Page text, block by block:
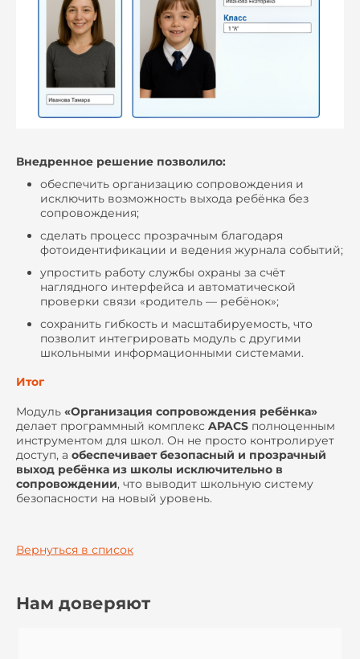
Внедренное решение позволило:
обеспечить организацию сопровождения и
исключить возможность выхода ребёнка без
сопровождения;
сделать процесс прозрачным благодаря
фотоидентификации и ведения журнала событий;
упростить работу службы охраны за счёт
наглядного интерфейса и автоматической
проверки связи «родитель — ребёнок»;
сохранить гибкость и масштабируемость, что
позволит интегрировать модуль с другими
школьными информационными системами.
Итог
Модуль «Организация сопровождения ребёнка»
делает программный комплекс APACS полноценным
инструментом для школ. Он не просто контролирует
доступ, а обеспечивает безопасный и прозрачный
выход ребёнка из школы исключительно в
сопровождении, что выводит школьную систему
безопасности на новый уровень.
Вернуться в список
Нам доверяют